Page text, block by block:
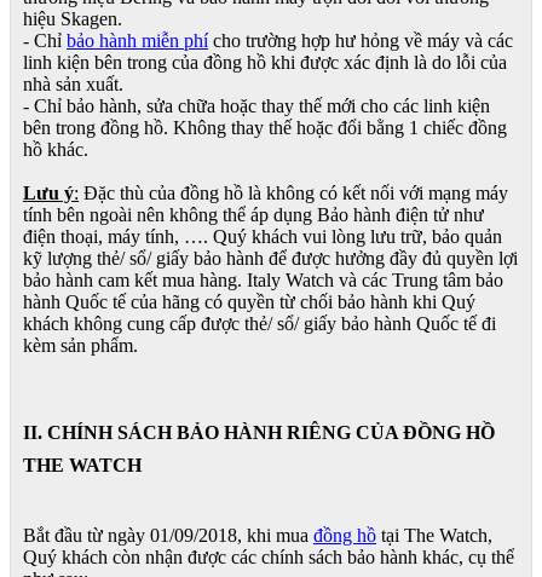
hiệu Skagen.
- Chỉ bảo hành miễn phícho trường hợp hư hỏng về máy và các
linh kiện bên trong của đồng hồ khi được xác định là do lỗi của
nhà sản xuất.
- Chỉ bảo hành, sửa chữa hoặc thay thế mới cho các linh kiện
bên trong đồng hồ. Không thay thế hoặc đổi bằng 1 chiếc đồng
hồ khác.
Lưu ý: Đặc thù của đồng hồ là không có kết nối với mạng máy
tính bên ngoài nên không thể áp dụng Bảo hành điện tử như
điện thoại, máy tính, …. Quý khách vui lòng lưu trữ, bảo quản
kỹ lượng thẻ/ sổ/ giấy bảo hành để được hưởng đầy đủ quyền lợi
bảo hành cam kết mua hàng. Italy Watch và các Trung tâm bảo
hành Quốc tế của hãng có quyền từ chối bảo hành khi Quý
khách không cung cấp được thẻ/ sổ/ giấy bảo hành Quốc tế đi
kèm sản phẩm.
II. CHÍNH SÁCH BẢO HÀNH RIÊNG CỦA ĐỒNG HỒ
THE WATCH
Bắt đầu từ ngày 01/09/2018, khi mua đồng hồ tại The Watch,
Quý khách còn nhận được các chính sách bảo hành khác, cụ thể